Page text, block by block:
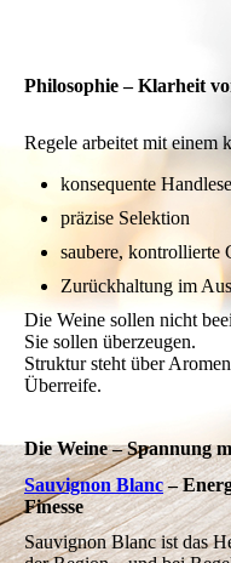
Philosophie – Klarheit
Regele arbeitet mit einem
konsequente Handlese
präzise Selektion
saubere, kontrollierte
Zurückhaltung im
Die Weine sollen nicht
Sie sollen überzeugen.
Struktur steht über
Überreife.
Die Weine – Spannung
Sauvignon Blanc–
Finesse
Sauvignon Blanc ist das